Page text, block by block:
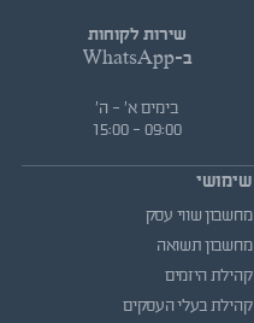
שירות לקוחות
ב-WhatsApp
בימים א' - ה'
09:00 - 15:00
שימושי
מחשבון שווי עסק
מחשבון תשואה
קהילת היזמים
קהילת בעלי העסקים